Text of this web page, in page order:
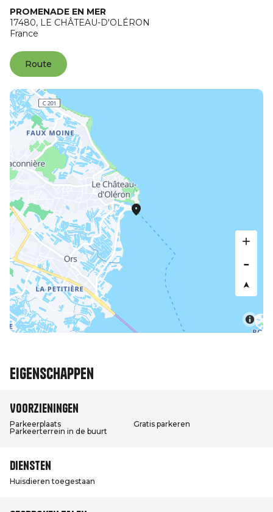
PROMENADE EN MER
17480, LE CHÂTEAU-D'OLÉRON
France
Route
Eigenschappen
Voorzieningen
Parkeerplaats
Gratis parkeren
Parkeerterrein in de buurt
Diensten
Huisdieren toegestaan